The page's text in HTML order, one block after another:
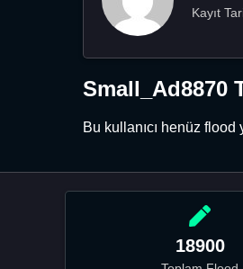
Kayıt
Small_Ad8870
Bu kullanıcı henüz flood
18900